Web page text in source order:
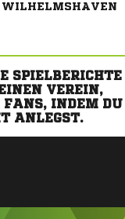
WILHELMSHAVEN
SPIELBERICHTE
VEREIN,
INDEM DU
ANLEGST.